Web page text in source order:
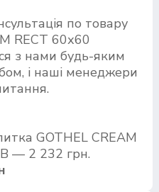
по товару
RECT 60х60
з нами будь-яким
і наші менеджери
GOTHEL CREAM
— 2 232 грн.